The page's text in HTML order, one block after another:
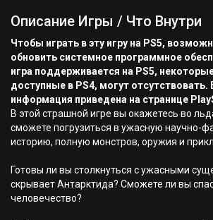
Описание Игры / Что Внутри
Чтобы играть в эту игру на PS5,
обновить системное программное
игра поддерживается на PS5,
доступные в PS4, могут отсутствовать.
информация приведена на странице
В этой страшной игре вы окажетесь во
сможете погрузиться в ужасную научно-
историю, полную монстров, оружия и
Готовы ли вы столкнуться с ужасными
скрывает Антарктида? Сможете ли вы
человечество?